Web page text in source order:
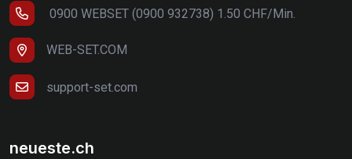
0900 WEBSET (0900 932738) 1.50 CHF/Min.
WEB-SET.COM
support-set.com
neueste.ch